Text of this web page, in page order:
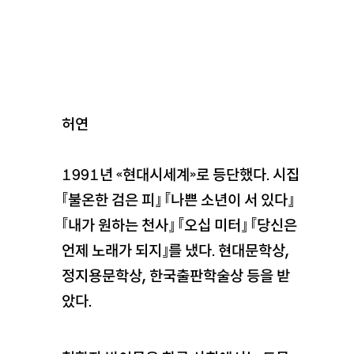
허연
1991년 《현대시세계》로 등단했다. 시집
『불온한 검은 피』 『나쁜 소년이 서 있다』
『내가 원하는 천사』 『오십 미터』 『당신은
언제 노래가 되지』를 냈다. 현대문학상,
정지용문학상, 한국출판학술상 등을 받
았다.